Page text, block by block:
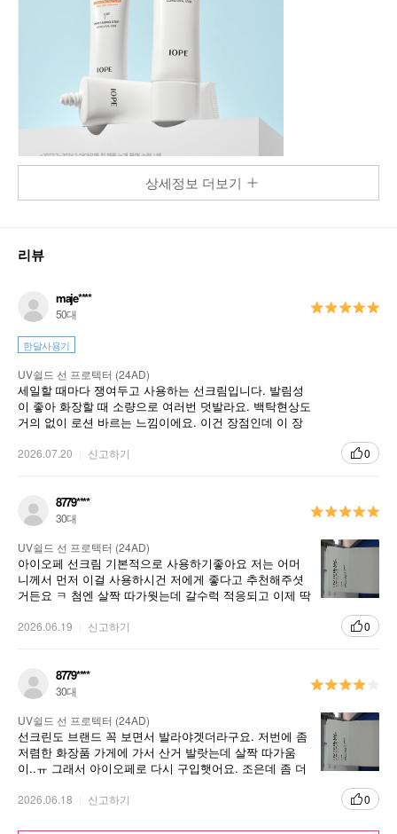
상세정보 더보기
리뷰
maje****
50대
한달사용기
UV쉴드 선 프로텍터 (24AD)
세일할 때마다 쟁여두고 사용하는 선크림입니다. 발림성
이 좋아 화장할 때 소량으로 여러번 덧발라요. 백탁현상도
거의 없이 로션 바르는 느낌이에요. 이건 장점인데 이 장
는데 다른 후기를 보니 예전보다 묽어서 뚜껑에 흘러나온
2026.07.20 신고하기 0
8779****
30대
UV쉴드 선 프로텍터 (24AD)
아이오페 선크림 기본적으로 사용하기좋아요 저는 어머
니께서 먼저 이걸 사용하시건 저에게 좋다고 추천해주셧
거든요 ㅋ 첨엔 살짝 따가웟는데 갈수럭 적응되고 이제 딱
2026.06.19 신고하기 0
8779****
30대
UV쉴드 선 프로텍터 (24AD)
선크린도 브랜드 꼭 보면서 발라야겟더라구요. 저번에 좀
저렴한 화장품 가게에 가서 산거 발랏는데 살짝 따가움
이..ㅠ 그래서 아이오페로 다시 구입햇어요. 조은데 좀 더
2026.06.18 신고하기 0